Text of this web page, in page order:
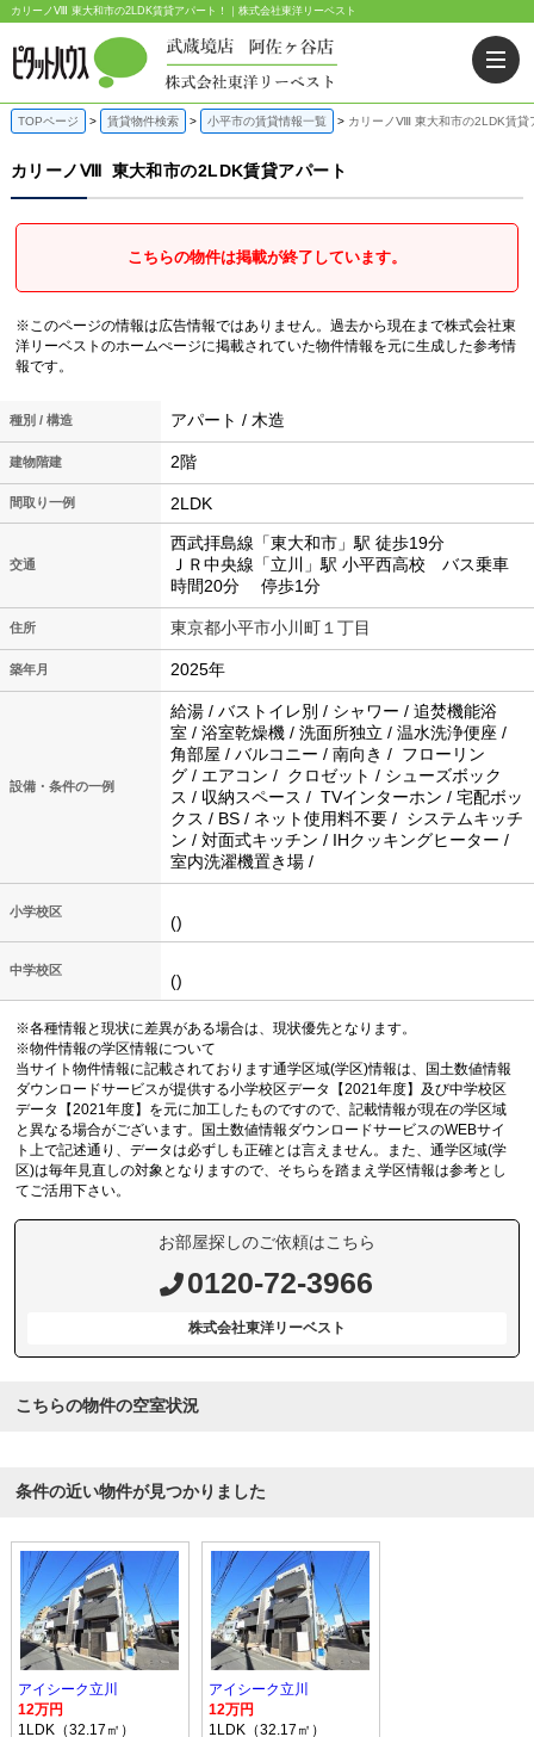
カリーノⅧ 東大和市の2LDK賃貸アパート！｜株式会社東洋リーベスト
TOPページ 賃貸物件検索 小平市の賃貸情報一覧 カリーノⅧ 東大和市の2LDK賃貸
カリーノⅧ 東大和市の2LDK賃貸アパート
こちらの物件は掲載が終了しています。
※このページの情報は広告情報ではありません。過去から現在まで株式会社東
洋リーベストのホームぺージに掲載されていた物件情報を元に生成した参考情
報です。
種別 / 構造 アパート / 木造
建物階建 2階
間取り一例 2LDK
交通
西武拝島線「東大和市」駅 徒歩19分
ＪＲ中央線「立川」駅 小平西高校 バス乗車
時間20分 停歩1分
住所 東京都小平市小川町１丁目
築年月 2025年
設備・条件の一例
給湯 / バストイレ別 / シャワー / 追焚機能浴
室 / 浴室乾燥機 / 洗面所独立 / 温水洗浄便座 /
角部屋 / バルコニー / 南向き / フローリン
グ / エアコン / クロゼット / シューズボック
ス / 収納スペース / TVインターホン / 宅配ボッ
クス / BS / ネット使用料不要 / システムキッチ
ン / 対面式キッチン / IHクッキングヒーター /
室内洗濯機置き場 /
小学校区
()
中学校区
()
※各種情報と現状に差異がある場合は、現状優先となります。
※物件情報の学区情報について
当サイト物件情報に記載されております通学区域(学区)情報は、国土数値情報
ダウンロードサービスが提供する小学校区データ【2021年度】及び中学校区
データ【2021年度】を元に加工したものですので、記載情報が現在の学区域
と異なる場合がございます。国土数値情報ダウンロードサービスのWEBサイ
ト上で記述通り、データは必ずしも正確とは言えません。また、通学区域(学
区)は毎年見直しの対象となりますので、そちらを踏まえ学区情報は参考とし
てご活用下さい。
お部屋探しのご依頼はこちら
0120-72-3966
株式会社東洋リーベスト
こちらの物件の空室状況
条件の近い物件が見つかりました
アイシーク立川
12万円
1LDK（32.17㎡）
アイシーク立川
12万円
1LDK（32.17㎡）